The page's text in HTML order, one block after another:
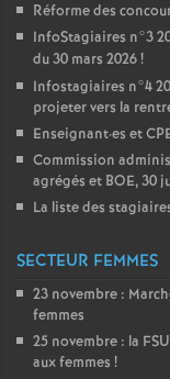
Réforme des
InfoStagiaires n°3
du 30 mars 2026!
Infostagiaires n°4
projeter vers la
Enseignant·es et
Commission
agrégés et BOE, 30
La liste des
SECTEUR FEMMES
23 novembre :
femmes
25 novembre : la FSU
aux femmes !